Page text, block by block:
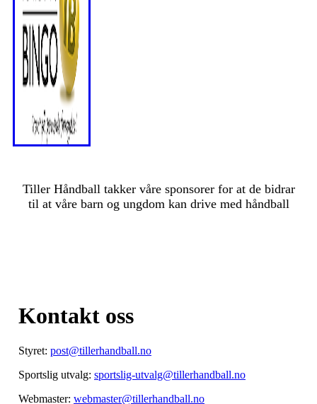
Tiller Håndball takker våre sponsorer for at de bidrar
til at våre barn og ungdom kan drive med håndball
Kontakt oss
Styret: post@tillerhandball.no
Sportslig utvalg: sportslig-utvalg@tillerhandball.no
Webmaster: webmaster@tillerhandball.no